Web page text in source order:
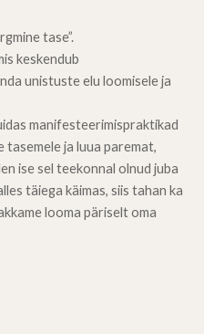
tase”.
keskendub
unistuste elu loomisele ja
manifesteerimispraktikad
tasemele ja luua paremat,
ise sel teekonnal olnud juba
täiega käimas, siis tahan ka
looma päriselt oma